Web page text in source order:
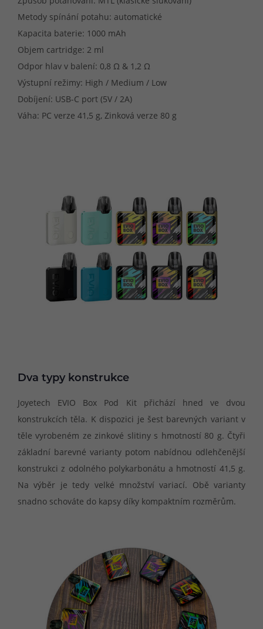
Metody spínání potahu: automatické
Kapacita baterie: 1000 mAh
Objem cartridge: 2 ml
Odpor hlav v balení: 0,8 Ω & 1,2 Ω
Výstupní režimy: High / Medium / Low
Dobíjení: USB-C port (5V / 2A)
Váha: PC verze 41,5 g, Zinková verze 80 g
Dva typy konstrukce
Joyetech EVIO Box Pod Kit přichází hned ve dvou
konstrukcích těla. K dispozici je šest barevných variant v
těle vyrobeném ze zinkové slitiny s hmotností 80 g. Čtyři
základní barevné varianty potom nabídnou odlehčenější
konstrukci z odolného polykarbonátu a hmotností 41,5 g.
Na výběr je tedy velké množství variací. Obě varianty
snadno schováte do kapsy díky kompaktním rozměrům.